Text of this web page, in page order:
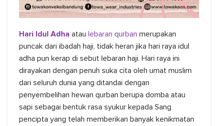
Hari Idul Adha atau lebaran qurban merupakan
puncak dari ibadah haji, tidak heran jika hari raya idul
adha pun kerap di sebut lebaran haji. Hari raya ini
dirayakan dengan penuh suka cita oleh umat muslim
dari seluruh dunia yang ditandai dengan
penyembelihan hewan qurban berupa domba atau
sapi sebagai bentuk rasa syukur kepada Sang
pencipta yang telah memberikan banyak kenikmatan